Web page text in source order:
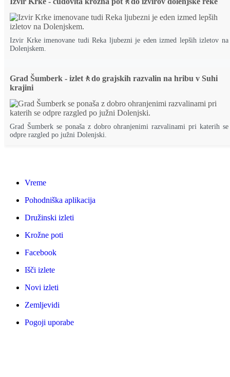
Izvir Krke imenovane tudi Reka ljubezni je eden izmed lepših izletov na
Dolenjskem.
Grad Šumberk - izlet🚶do grajskih razvalin na hribu v Suhi
krajini
Grad Šumberk se ponaša z dobro ohranjenimi razvalinami pri katerih se
odpre razgled po južni Dolenjski.
Vreme
Pohodniška aplikacija
Družinski izleti
Krožne poti
Facebook
Išči izlete
Novi izleti
Zemljevidi
Pogoji uporabe